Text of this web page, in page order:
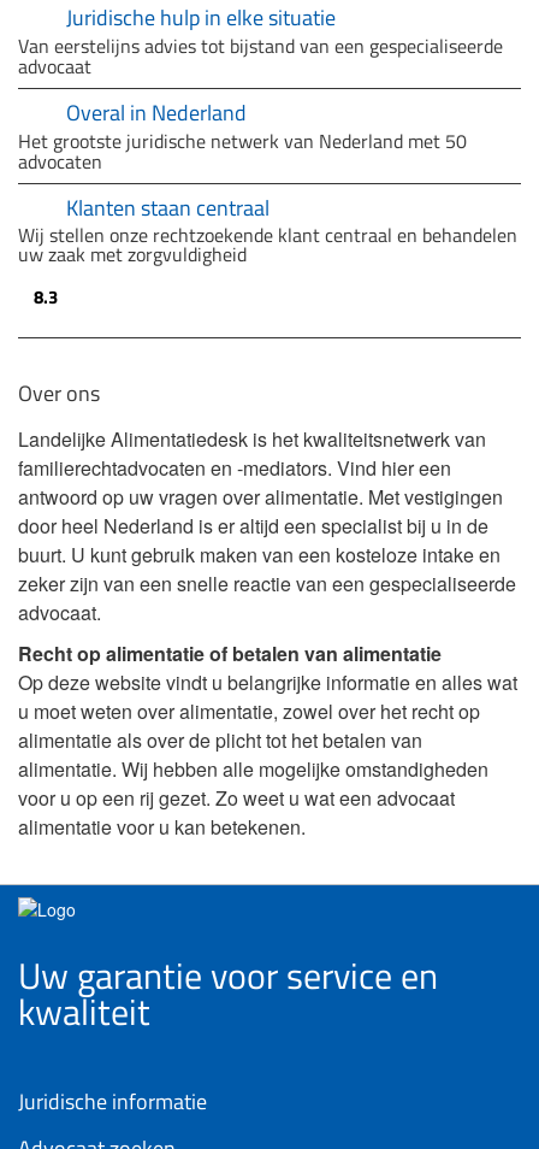
Juridische hulp in elke situatie
Van eerstelijns advies tot bijstand van een gespecialiseerde
advocaat
Overal in Nederland
Het grootste juridische netwerk van Nederland met 50
advocaten
Klanten staan centraal
Wij stellen onze rechtzoekende klant centraal en behandelen
uw zaak met zorgvuldigheid
8.3
Over ons
Landelijke Alimentatiedesk is het kwaliteitsnetwerk van
familierechtadvocaten en -mediators. Vind hier een
antwoord op uw vragen over alimentatie. Met vestigingen
door heel Nederland is er altijd een specialist bij u in de
buurt. U kunt gebruik maken van een kosteloze intake en
zeker zijn van een snelle reactie van een gespecialiseerde
advocaat.
Recht op alimentatie of betalen van alimentatie
Op deze website vindt u belangrijke informatie en alles wat
u moet weten over alimentatie, zowel over het recht op
alimentatie als over de plicht tot het betalen van
alimentatie. Wij hebben alle mogelijke omstandigheden
voor u op een rij gezet. Zo weet u wat een advocaat
alimentatie voor u kan betekenen.
Uw garantie voor service en
kwaliteit
Juridische informatie